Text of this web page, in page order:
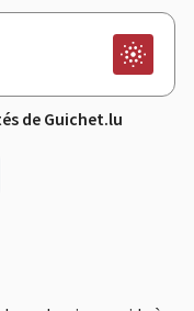
de Guichet.lu